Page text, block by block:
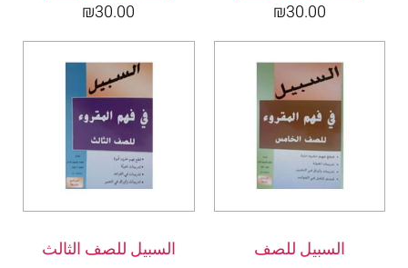
₪30.00
₪30.00
السبيل للصف
السبيل للصف الثالث